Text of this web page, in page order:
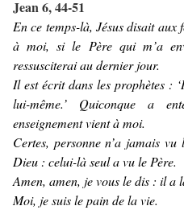
Jean 6, 44-51
En ce temps-là, Jésus disait
à moi, si le Père qui m’a
ressusciterai au dernier jour.
Il est écrit dans les prophètes :
lui-même.’ Quiconque a
enseignement vient à moi.
Certes, personne n’a jamais
Dieu : celui-là seul a vu le Père.
Amen, amen, je vous le dis : il a
Moi, je suis le pain de la vie.